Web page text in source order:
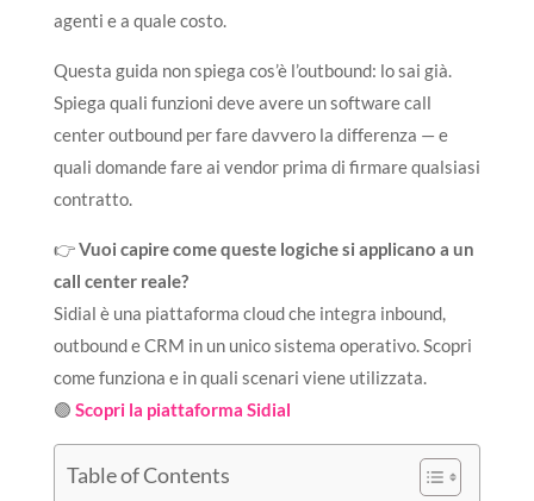
agenti e a quale costo.
Questa guida non spiega cos’è l’outbound: lo sai già.
Spiega quali funzioni deve avere un software call
center outbound per fare davvero la differenza — e
quali domande fare ai vendor prima di firmare qualsiasi
contratto.
👉Vuoi capire come queste logiche si applicano a un
call center reale?
Sidial è una piattaforma cloud che integra inbound,
outbound e CRM in un unico sistema operativo. Scopri
come funziona e in quali scenari viene utilizzata.
🟣 Scopri la piattaforma Sidial
Table of Contents